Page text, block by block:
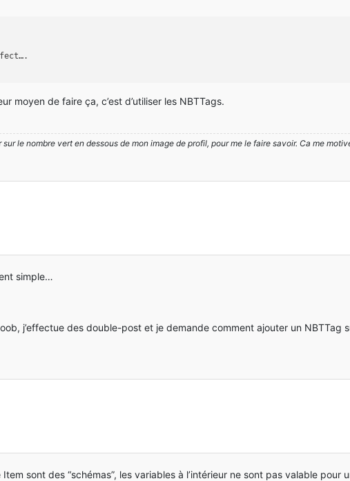
moyen de faire ça, c’est d’utiliser les NBTTags.
sur le nombre vert en dessous de mon image de profil, pour me le faire savoir. Ca me
simple…
j’effectue des double-post et je demande comment ajouter un
sont des “schémas”, les variables à l’intérieur ne sont pas valable